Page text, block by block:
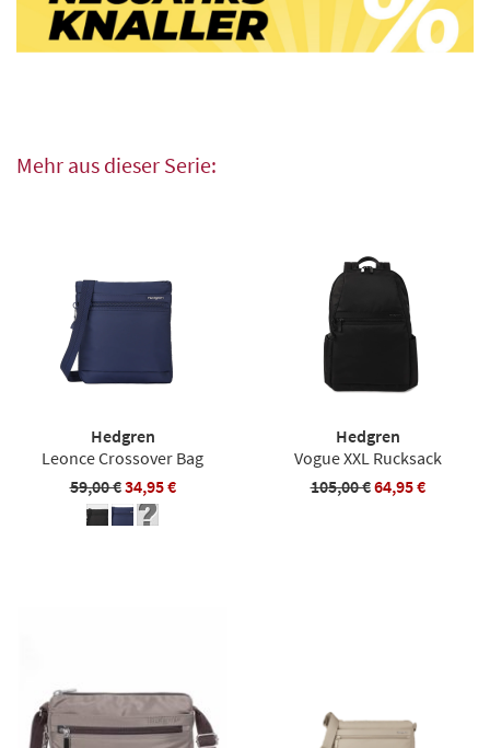
Mehr aus dieser Serie:
Hedgren
Leonce Crossover Bag
59,00 €34,95 €
Hedgren
Vogue XXL Rucksack
105,00 €64,95 €